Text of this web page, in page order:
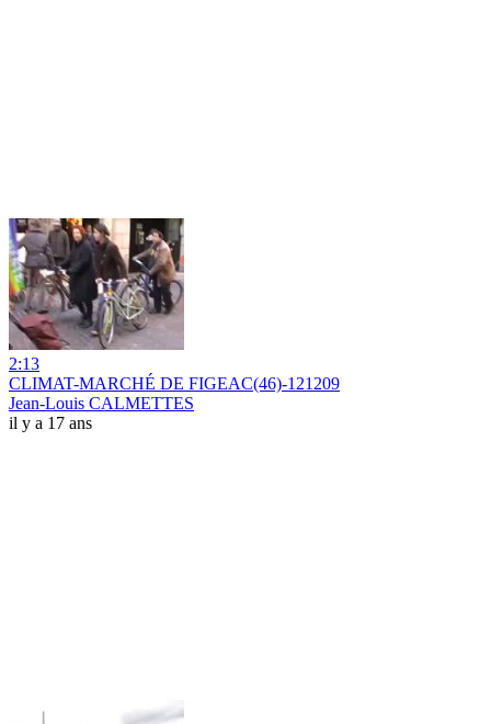
2:13
CLIMAT-MARCHÉ DE FIGEAC(46)-121209
Jean-Louis CALMETTES
il y a 17 ans